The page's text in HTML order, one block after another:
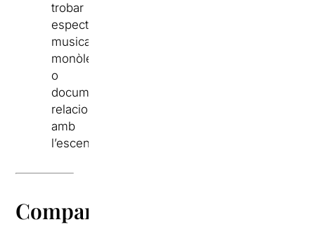
trobar
espectacles,
musicals,
monòlegs
o
documentals
relacionats
amb
l’escena.
Companyies